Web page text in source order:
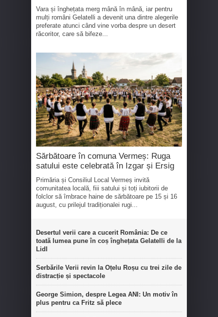
Vara și înghețata merg mână în mână, iar pentru
mulți români Gelatelli a devenit una dintre alegerile
preferate atunci când vine vorba despre un desert
răcoritor, care să bifeze...
Sărbătoare în comuna Vermeș: Ruga
satului este celebrată în Izgar și Ersig
Primăria și Consiliul Local Vermeș invită
comunitatea locală, fiii satului și toți iubitorii de
folclor să îmbrace haine de sărbătoare pe 15 și 16
august, cu prilejul tradiționalei rugi...
Desertul verii care a cucerit România: De ce
toată lumea pune în coș înghețata Gelatelli de la
Lidl
Serbările Verii revin la Oțelu Roșu cu trei zile de
distracție și spectacole
George Simion, despre Legea ANI: Un motiv în
plus pentru ca Fritz să plece